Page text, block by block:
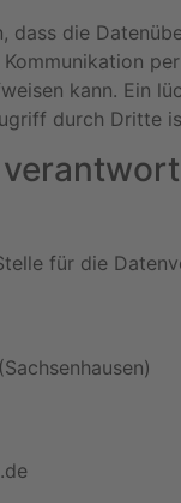
dass die
kann. Ein
durch Dritte
für die